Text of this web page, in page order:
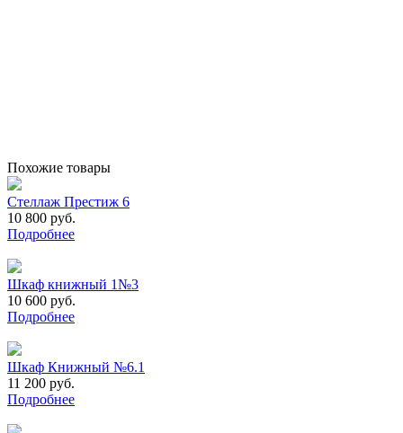
Похожие товары
Стеллаж Престиж 6
10 800 руб.
Подробнее
Шкаф книжный 1№3
10 600 руб.
Подробнее
Шкаф Книжный №6.1
11 200 руб.
Подробнее